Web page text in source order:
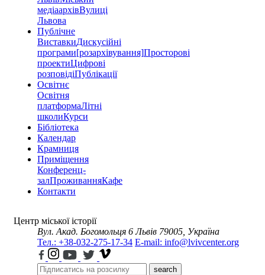
медіаархівВулиці
Львова
Публічне
ВиставкиДискусійні
програми[розархівування]Просторові
проектиЦифрові
розповідіПублікації
Освітнє
Освітня
платформаЛітні
школиКурси
Бібліотека
Календар
Крамниця
Приміщення
Конференц-
залПроживанняКафе
Контакти
Центр міської історії
Вул. Акад. Богомольця 6 Львів 79005, Україна
Тел.: +38-032-275-17-34 E-mail: info@lvivcenter.org
search